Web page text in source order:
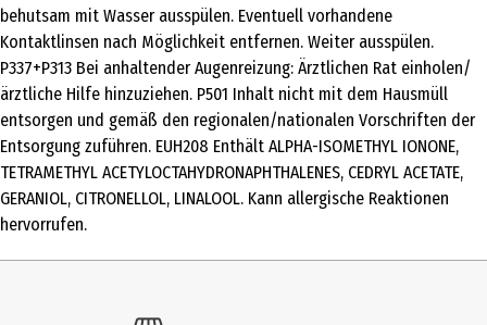
Tonkabohne, Vanille, weißer Moschus
Herznote
Rose, Veilchen, Zedernholz, Vetiver
Kopfnote
Sternanis, Vanilleblume, Geranie
Hersteller
ipuro GmbH
behutsam mit Wasser ausspülen. Eventuell vorhandene
Kontaktlinsen nach Möglichkeit entfernen. Weiter ausspülen.
P337+P313 Bei anhaltender Augenreizung: Ärztlichen Rat einholen/
ärztliche Hilfe hinzuziehen. P501 Inhalt nicht mit dem Hausmüll
entsorgen und gemäß den regionalen/nationalen Vorschriften der
Entsorgung zuführen. EUH208 Enthält ALPHA-ISOMETHYL IONONE,
TETRAMETHYL ACETYLOCTAHYDRONAPHTHALENES, CEDRYL ACETATE,
GERANIOL, CITRONELLOL, LINALOOL. Kann allergische Reaktionen
hervorrufen.